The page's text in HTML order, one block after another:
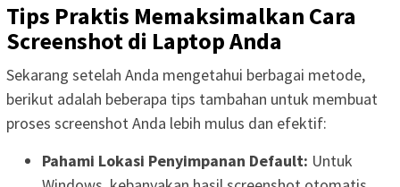
Tips Praktis Memaksimalkan Cara
Screenshot di Laptop Anda
Sekarang setelah Anda mengetahui berbagai metode,
berikut adalah beberapa tips tambahan untuk membuat
proses screenshot Anda lebih mulus dan efektif:
Pahami Lokasi Penyimpanan Default: Untuk